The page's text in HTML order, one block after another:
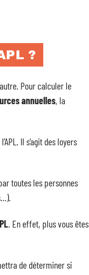
?
Pour calculer le
annuelles, la
Il s’agit des loyers
toutes les personnes
. En effet, plus vous êtes
de déterminer si